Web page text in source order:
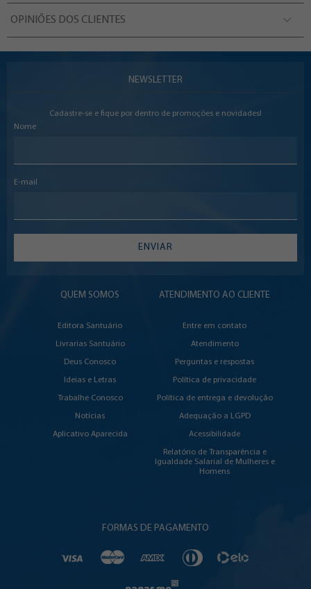
OPINIÕES DOS CLIENTES
NEWSLETTER
Cadastre-se e fique por dentro de promoções e novidades!
Nome
E-mail
ENVIAR
QUEM SOMOS
Editora Santuário
Livrarias Santuário
Deus Conosco
Ideias e Letras
Trabalhe Conosco
Notícias
Aplicativo Aparecida
ATENDIMENTO AO CLIENTE
Entre em contato
Atendimento
Perguntas e respostas
Política de privacidade
Política de entrega e devolução
Adequação a LGPD
Acessibilidade
Relatório de Transparência e
Igualdade Salarial de Mulheres e
Homens
FORMAS DE PAGAMENTO